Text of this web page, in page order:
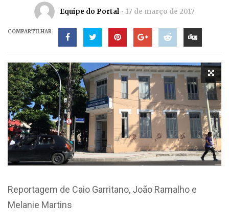
Equipe do Portal 17 de março de 2017
COMPARTILHAR
Reportagem de Caio Garritano, João Ramalho e
Melanie Martins